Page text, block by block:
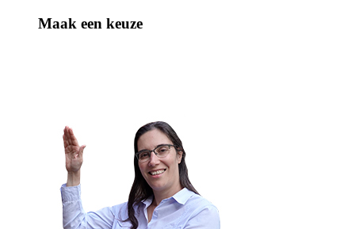
Maak een keuze